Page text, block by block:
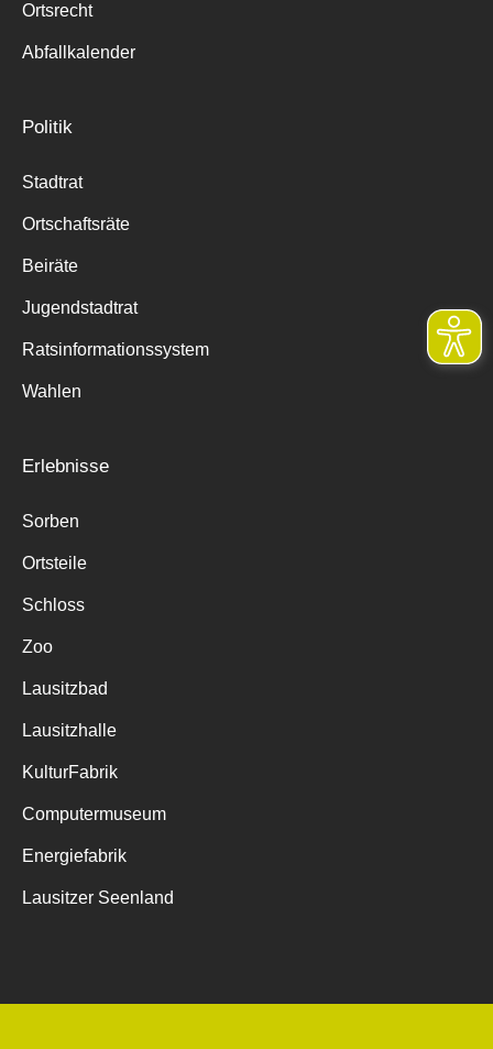
Ortsrecht
Abfallkalender
Politik
Stadtrat
Ortschaftsräte
Beiräte
Jugendstadtrat
Ratsinformationssystem
Wahlen
Erlebnisse
Sorben
Ortsteile
Schloss
Zoo
Lausitzbad
Lausitzhalle
KulturFabrik
Computermuseum
Energiefabrik
Lausitzer Seenland